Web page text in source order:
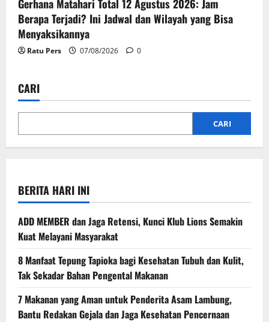
Gerhana Matahari Total 12 Agustus 2026: Jam
Berapa Terjadi? Ini Jadwal dan Wilayah yang Bisa
Menyaksikannya
Ratu Pers 07/08/2026 0
CARI
CARI
BERITA HARI INI
ADD MEMBER dan Jaga Retensi, Kunci Klub Lions Semakin
Kuat Melayani Masyarakat
8 Manfaat Tepung Tapioka bagi Kesehatan Tubuh dan Kulit,
Tak Sekadar Bahan Pengental Makanan
7 Makanan yang Aman untuk Penderita Asam Lambung,
Bantu Redakan Gejala dan Jaga Kesehatan Pencernaan